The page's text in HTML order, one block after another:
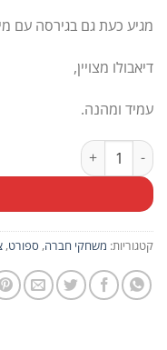
מגיע כעת גם בגירסה עם
דיאבולו מצויין,
עמיד ומהנה.
כמות של דיאבלו (מקלות עץ)
קטגוריות: משחקי חברה, ספורט,